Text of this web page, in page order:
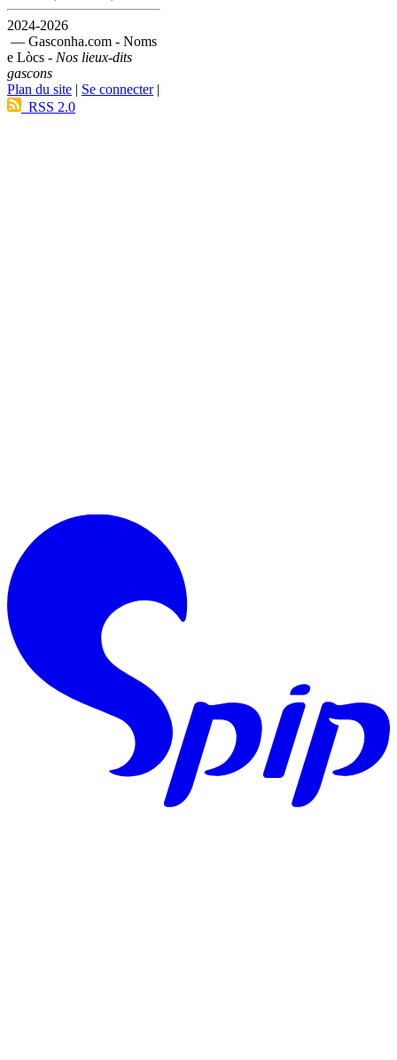
2024-2026
— Gasconha.com - Noms
e Lòcs - Nos lieux-dits
gascons
Plan du site
Se connecter|
RSS 2.0